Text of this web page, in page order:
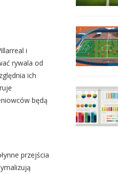
i
rywala od
ich
będą
przejścia